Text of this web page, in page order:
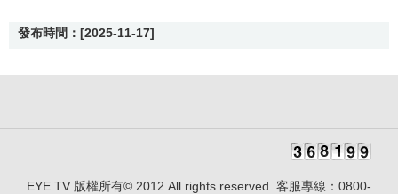
發布時間：[2025-11-17]
EYE TV 版權所有© 2012 All rights reserved. 客服專線：0800-